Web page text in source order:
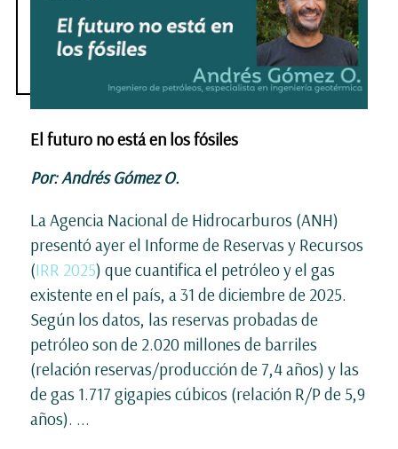
El futuro no está en los fósiles
Por: Andrés Gómez O.
La Agencia Nacional de Hidrocarburos (ANH)
presentó ayer el Informe de Reservas y Recursos
(IRR 2025) que cuantifica el petróleo y el gas
existente en el país, a 31 de diciembre de 2025.
Según los datos, las reservas probadas de
petróleo son de 2.020 millones de barriles
(relación reservas/producción de 7,4 años) y las
de gas 1.717 gigapies cúbicos (relación R/P de 5,9
años). ...